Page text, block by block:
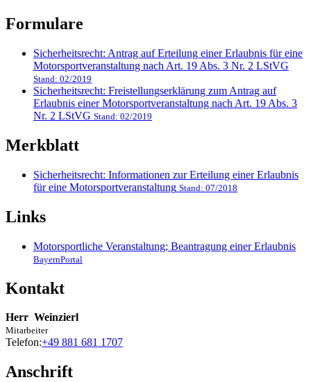
Formulare
Sicherheitsrecht: Antrag auf Erteilung einer Erlaubnis für eine
Motorsportveranstaltung nach Art. 19 Abs. 3 Nr. 2 LStVG
Stand: 02/2019
Sicherheitsrecht: Freistellungserklärung zum Antrag auf
Erlaubnis einer Motorsportveranstaltung nach Art. 19 Abs. 3
Nr. 2 LStVG Stand: 02/2019
Merkblatt
Sicherheitsrecht: Informationen zur Erteilung einer Erlaubnis
für eine Motorsportveranstaltung Stand: 07/2018
Links
Motorsportliche Veranstaltung; Beantragung einer Erlaubnis
BayernPortal
Kontakt
Herr Weinzierl
Mitarbeiter
Telefon:+49 881 681 1707
Anschrift